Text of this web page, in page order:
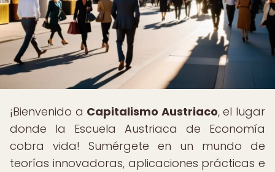
¡Bienvenido a Capitalismo Austriaco, el lugar
donde la Escuela Austriaca de Economía
cobra vida! Sumérgete en un mundo de
teorías innovadoras, aplicaciones prácticas e